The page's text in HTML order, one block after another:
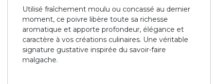
Utilisé fraîchement moulu ou concassé au dernier
moment, ce poivre libère toute sa richesse
aromatique et apporte profondeur, élégance et
caractère à vos créations culinaires. Une véritable
signature gustative inspirée du savoir-faire
malgache.